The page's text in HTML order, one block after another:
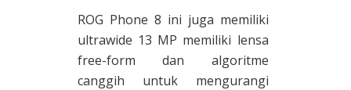
ROG Phone 8 ini juga memiliki
ultrawide 13 MP memiliki lensa
free-form dan algoritme
canggih untuk mengurangi